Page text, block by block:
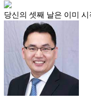
당신의 셋째 날은 이미